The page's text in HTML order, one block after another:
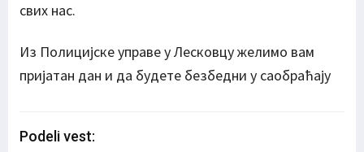
свих нас.
Из Полицијске управе у Лесковцу желимо вам
пријатан дан и да будете безбедни у саобраћају
Podeli vest: